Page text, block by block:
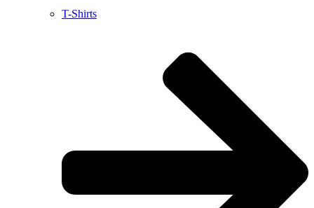
T-Shirts